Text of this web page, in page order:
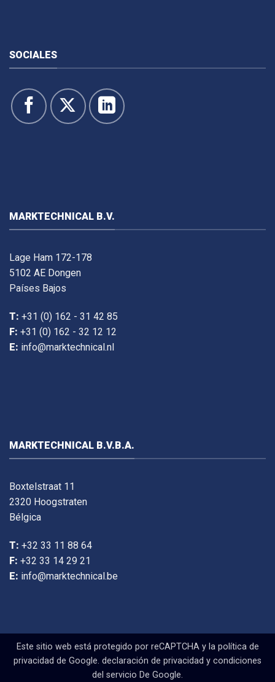
SOCIALES
MARKTECHNICAL B.V.
Lage Ham 172-178
5102 AE Dongen
Países Bajos
T: +31 (0) 162 - 31 42 85
F: +31 (0) 162 - 32 12 12
E: info@marktechnical.nl
MARKTECHNICAL B.V.B.A.
Boxtelstraat 11
2320 Hoogstraten
Bélgica
T: +32 33 11 88 64
F: +32 33 14 29 21
E: info@marktechnical.be
Este sitio web está protegido por reCAPTCHA y la política de
privacidad de Google. declaración de privacidad y condiciones
del servicio De Google.